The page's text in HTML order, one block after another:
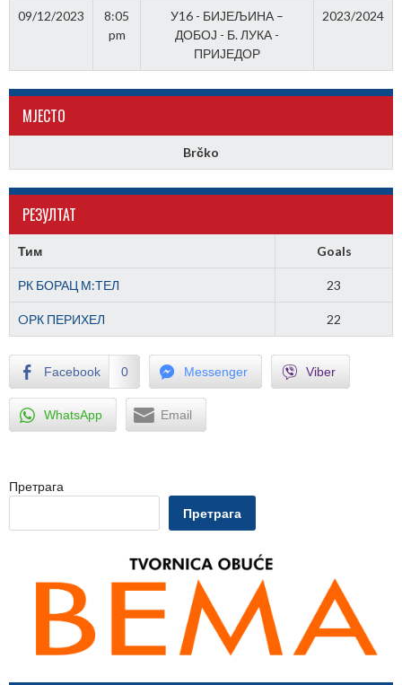
09/12/2023
8:05
pm
У16 - БИЈЕЉИНА –
ДОБОЈ - Б. ЛУКА -
ПРИЈЕДОР
2023/2024
МJЕСТО
Brčko
РЕЗУЛТАТ
Тим Goals
РК БОРАЦ М:ТЕЛ 23
OРК ПЕРИХЕЛ 22
Facebook 0 Messenger Viber
WhatsApp Email
Претрага
Претрага